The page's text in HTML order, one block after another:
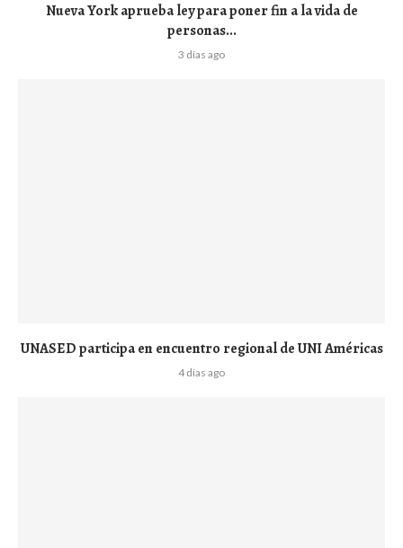
Nueva York aprueba ley para poner fin a la vida de
personas...
3 días ago
UNASED participa en encuentro regional de UNI Américas
4 días ago